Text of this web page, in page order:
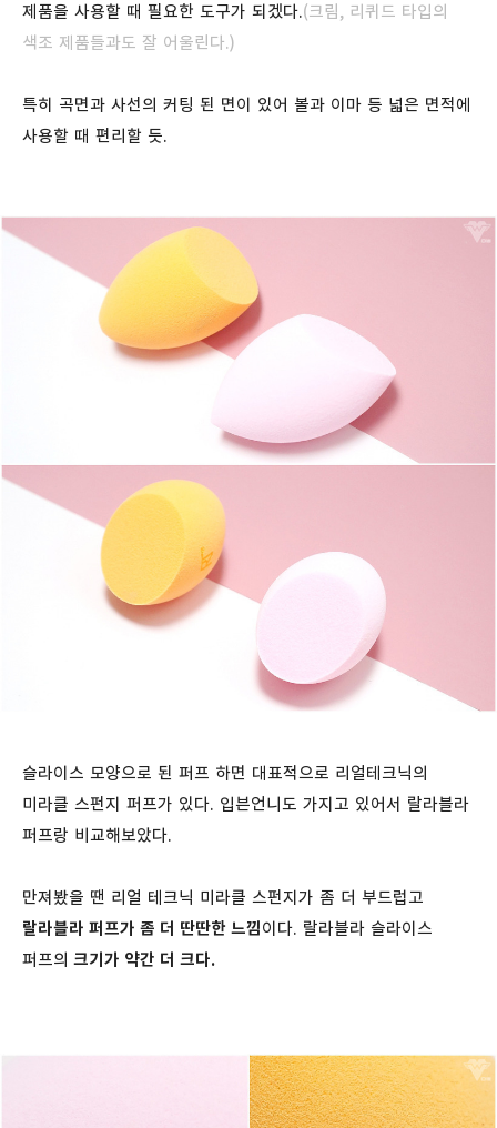
제품을 사용할 때 필요한 도구가 되겠다.(크림, 리퀴드 타입의
색조 제품들과도 잘 어울린다.)
특히 곡면과 사선의 커팅 된 면이 있어 볼과 이마 등 넓은 면적에
사용할 때 편리할 듯.
슬라이스 모양으로 된 퍼프 하면 대표적으로 리얼테크닉의
미라클 스펀지 퍼프가 있다. 입븐언니도 가지고 있어서 랄라블라
퍼프랑 비교해보았다.
만져봤을 땐 리얼 테크닉 미라클 스펀지가 좀 더 부드럽고
랄라블라 퍼프가 좀 더 딴딴한 느낌이다. 랄라블라 슬라이스
퍼프의 크기가 약간 더 크다.